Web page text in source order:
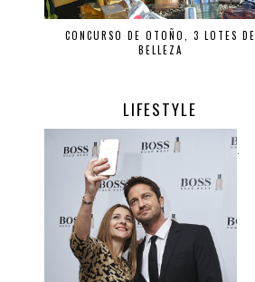
CONCURSO DE OTOÑO, 3 LOTES DE
BELLEZA
LIFESTYLE
.